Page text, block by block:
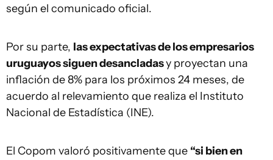
según el comunicado oficial.
Por su parte, las expectativas de los empresarios
uruguayos siguen desancladasy proyectan una
inflación de 8% para los próximos 24 meses, de
acuerdo al relevamiento que realiza el Instituto
Nacional de Estadística (INE).
El Copom valoró positivamente que “si bien en